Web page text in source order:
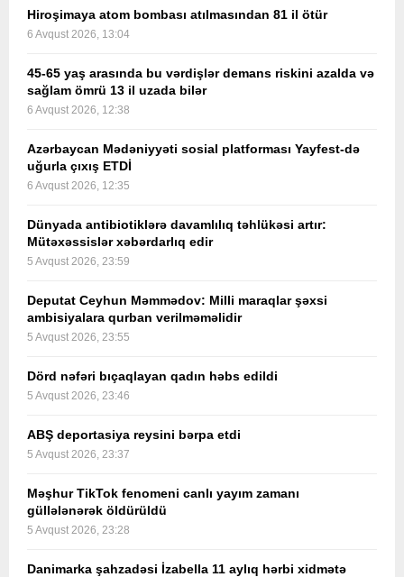
Hiroşimaya atom bombası atılmasından 81 il ötür
6 Avqust 2026, 13:04
45-65 yaş arasında bu vərdişlər demans riskini azalda və
sağlam ömrü 13 il uzada bilər
6 Avqust 2026, 12:38
Azərbaycan Mədəniyyəti sosial platforması Yayfest-də
uğurla çıxış ETDİ
6 Avqust 2026, 12:35
Dünyada antibiotiklərə davamlılıq təhlükəsi artır:
Mütəxəssislər xəbərdarlıq edir
5 Avqust 2026, 23:59
Deputat Ceyhun Məmmədov: Milli maraqlar şəxsi
ambisiyalara qurban verilməməlidir
5 Avqust 2026, 23:55
Dörd nəfəri bıçaqlayan qadın həbs edildi
5 Avqust 2026, 23:46
ABŞ deportasiya reysini bərpa etdi
5 Avqust 2026, 23:37
Məşhur TikTok fenomeni canlı yayım zamanı
güllələnərək öldürüldü
5 Avqust 2026, 23:28
Danimarka şahzadəsi İzabella 11 aylıq hərbi xidmətə